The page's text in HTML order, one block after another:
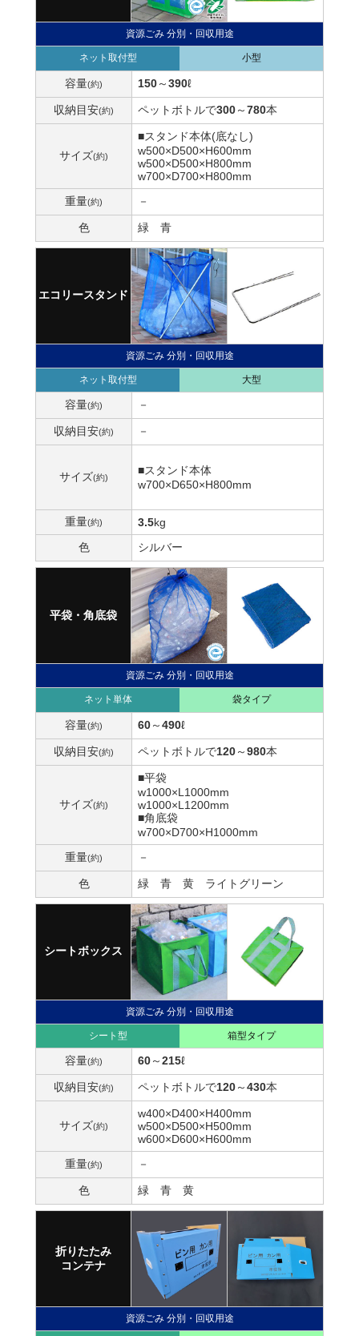
資源ごみ 分別・回収用途
ネット取付型 小型
容量(約) 150～390ℓ
収納目安(約) ペットボトルで300～780本
サイズ(約)
■スタンド本体(底なし)
w500×D500×H600mm
w500×D500×H800mm
w700×D700×H800mm
重量(約) －
色 緑 青
エコリースタンド
資源ごみ 分別・回収用途
ネット取付型 大型
容量(約) －
収納目安(約) －
サイズ(約)
■スタンド本体
w700×D650×H800mm
重量(約) 3.5kg
色
シルバー
平袋・角底袋
資源ごみ 分別・回収用途
ネット単体 袋タイプ
容量(約) 60～490ℓ
収納目安(約) ペットボトルで120～980本
サイズ(約)
■平袋
w1000×L1000mm
w1000×L1200mm
■角底袋
w700×D700×H1000mm
重量(約) －
色 緑 青 黄 ライトグリーン
シートボックス
資源ごみ 分別・回収用途
シート型 箱型タイプ
容量(約) 60～215ℓ
収納目安(約) ペットボトルで120～430本
サイズ(約)
w400×D400×H400mm
w500×D500×H500mm
w600×D600×H600mm
重量(約) －
色 緑 青 黄
折りたたみ
コンテナ
資源ごみ 分別・回収用途